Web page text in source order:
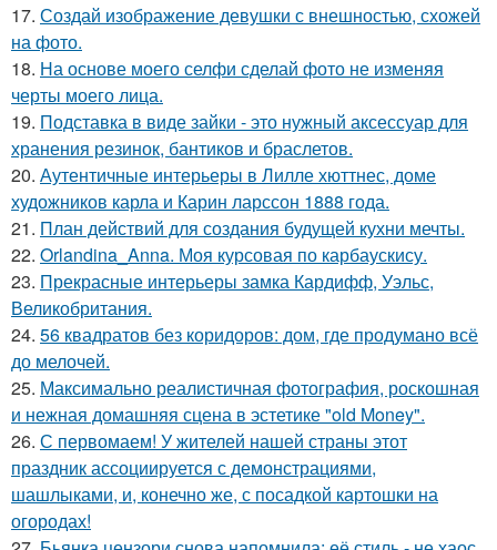
17. Создай изображение девушки с внешностью, схожей
на фото.
18. На основе моего селфи сделай фото не изменяя
черты моего лица.
19. Подставка в виде зайки - это нужный аксессуар для
хранения резинок, бантиков и браслетов.
20. Аутентичные интерьеры в Лилле хюттнес, доме
художников карла и Карин ларссон 1888 года.
21. План действий для создания будущей кухни мечты.
22. Orlandina_Anna. Моя курсовая по карбаускису.
23. Прекрасные интерьеры замка Кардифф, Уэльс,
Великобритания.
24. 56 квадратов без коридоров: дом, где продумано всё
до мелочей.
25. Максимально реалистичная фотография, роскошная
и нежная домашняя сцена в эстетике "old Money".
26. С первомаем! У жителей нашей страны этот
праздник ассоциируется с демонстрациями,
шашлыками, и, конечно же, с посадкой картошки на
огородах!